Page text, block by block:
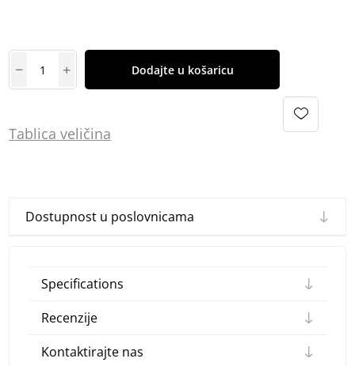
Dodajte u košaricu
Tablica veličina
Dostupnost u poslovnicama
Specifications
Recenzije
Kontaktirajte nas